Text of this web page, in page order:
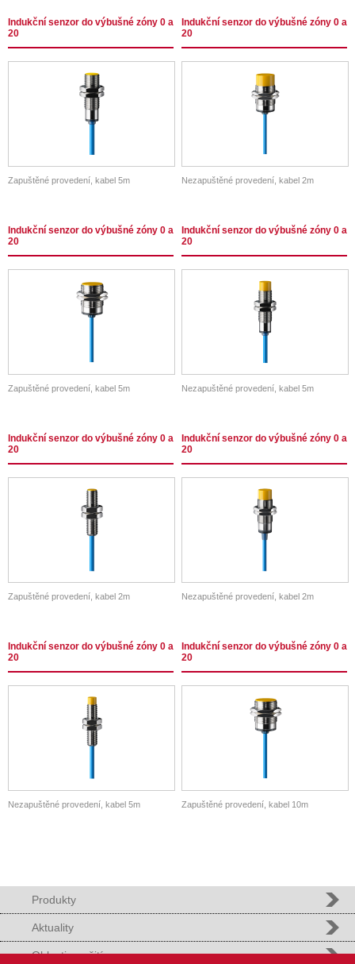
Indukční senzor do výbušné zóny 0 a
20
Zapuštěné provedení, kabel 5m
Indukční senzor do výbušné zóny 0 a
20
Nezapuštěné provedení, kabel 2m
Indukční senzor do výbušné zóny 0 a
20
Zapuštěné provedení, kabel 5m
Indukční senzor do výbušné zóny 0 a
20
Nezapuštěné provedení, kabel 5m
Indukční senzor do výbušné zóny 0 a
20
Zapuštěné provedení, kabel 2m
Indukční senzor do výbušné zóny 0 a
20
Nezapuštěné provedení, kabel 2m
Indukční senzor do výbušné zóny 0 a
20
Nezapuštěné provedení, kabel 5m
Indukční senzor do výbušné zóny 0 a
20
Zapuštěné provedení, kabel 10m
Produkty
Aktuality
Oblasti použití